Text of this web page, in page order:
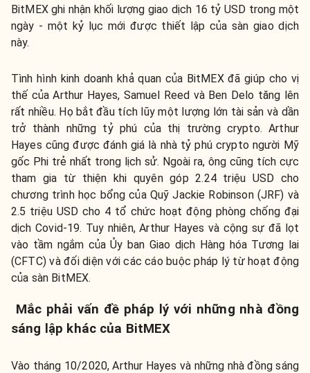
BitMEX ghi nhận khối lượng giao dịch 16 tỷ USD trong một
ngày - một kỷ lục mới được thiết lập của sàn giao dịch
này.
Tình hình kinh doanh khả quan của BitMEX đã giúp cho vị
thế của Arthur Hayes, Samuel Reed và Ben Delo tăng lên
rất nhiều. Họ bắt đầu tích lũy một lượng lớn tài sản và dần
trở thành những tỷ phú của thị trường crypto. Arthur
Hayes cũng được đánh giá là nhà tỷ phú crypto người Mỹ
gốc Phi trẻ nhất trong lịch sử. Ngoài ra, ông cũng tích cực
tham gia từ thiện khi quyên góp 2.24 triệu USD cho
chương trình học bổng của Quỹ Jackie Robinson (JRF) và
2.5 triệu USD cho 4 tổ chức hoạt động phòng chống đại
dịch Covid-19. Tuy nhiên, Arthur Hayes và cộng sự đã lọt
vào tầm ngắm của Ủy ban Giao dịch Hàng hóa Tương lai
(CFTC) và đối diện với các cáo buộc pháp lý từ hoạt động
của sàn BitMEX.
Mắc phải vấn đề pháp lý với những nhà đồng
sáng lập khác của BitMEX
Vào tháng 10/2020, Arthur Hayes và những nhà đồng sáng